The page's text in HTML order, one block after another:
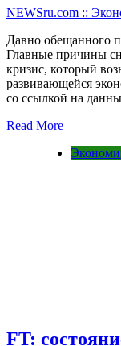
NEWSru.com ::
Давно обещанного
Главные причины
кризис, который
развивающейся
со ссылкой на
Read More
FT: